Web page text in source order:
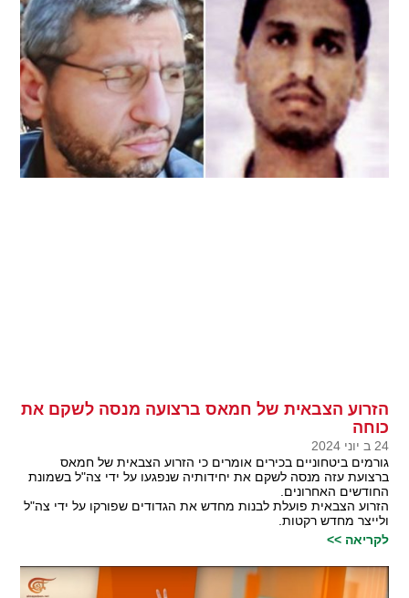
הזרוע הצבאית של חמאס ברצועה מנסה לשקם את
כוחה
24 ב יוני 2024
גורמים ביטחוניים בכירים אומרים כי הזרוע הצבאית של חמאס
ברצועת עזה מנסה לשקם את יחידותיה שנפגעו על ידי צה"ל בשמונת
החודשים האחרונים.
הזרוע הצבאית פועלת לבנות מחדש את הגדודים שפורקו על ידי צה"ל
ולייצר מחדש רקטות.
לקריאה >>